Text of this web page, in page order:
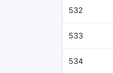
532
533
534